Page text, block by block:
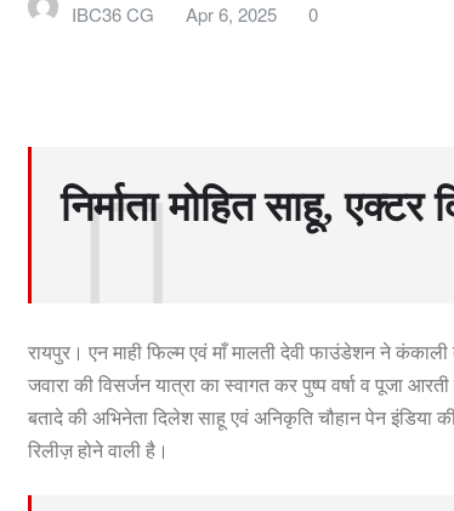
IBC36 CG Apr 6, 2025 0
निर्माता मोहित साहू,
रायपुर। एन माही फिल्म एवं माँ मालती देवी फाउंडेशन ने
जवारा की विसर्जन यात्रा का स्वागत कर पुष्प वर्षा व पूजा
बतादे की अभिनेता दिलेश साहू एवं अनिकृति चौहान पेन
रिलीज़ होने वाली है।